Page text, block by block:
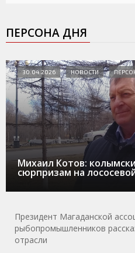
ПЕРСОНА ДНЯ
Михаил Котов:
сюрпризам на
30.04.2026 НОВОСТИ
Президент Магаданской
рыбопромышленников
отрасли